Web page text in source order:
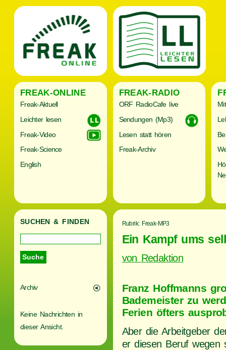
FREAK-ONLINE
Freak-Aktuell
Leichter lesen
Freak-Video
Freak-Science
English
FREAK-RADIO
ORF RadioCafe live
Sendungen (Mp3)
Lesen statt hören
Freak-Archiv
SUCHEN & FINDEN
Archiv
Keine Nachrichten in
dieser Ansicht.
Rubrik: Freak-MP3
Ein Kampf ums
von Redaktion
Franz Hoffmanns
Bademeister zu
Ferien öfters
Aber die Arbeitgeber
er diesen Beruf wegen